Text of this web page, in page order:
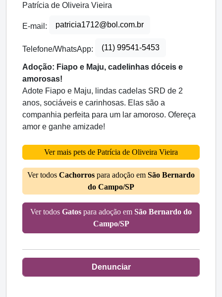
Patrícia de Oliveira Vieira
E-mail: patricia1712@bol.com.br
Telefone/WhatsApp: (11) 99541-5453
Adoção: Fiapo e Maju, cadelinhas dóceis e
amorosas!
Adote Fiapo e Maju, lindas cadelas SRD de 2
anos, sociáveis e carinhosas. Elas são a
companhia perfeita para um lar amoroso. Ofereça
amor e ganhe amizade!
Ver mais pets de Patrícia de Oliveira Vieira
Ver todos Cachorros para adoção em São Bernardo
do Campo/SP
Ver todos Gatos para adoção em São Bernardo do
Campo/SP
Denunciar